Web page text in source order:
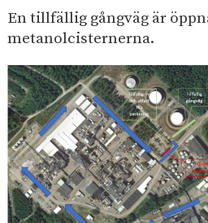
En tillfällig gångväg är
metanolcisternerna.